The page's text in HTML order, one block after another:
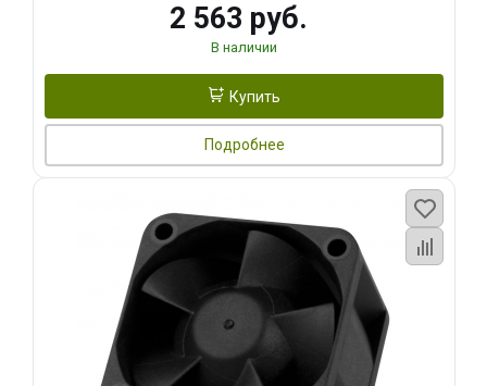
2 563 руб.
В наличии
Купить
Подробнее